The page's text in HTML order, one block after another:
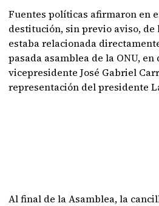
Fuentes políticas afirmaron en
destitución, sin previo aviso,
estaba relacionada
pasada asamblea de la ONU, en
vicepresidente José Gabriel
representación del presidente
Al final de la Asamblea, la